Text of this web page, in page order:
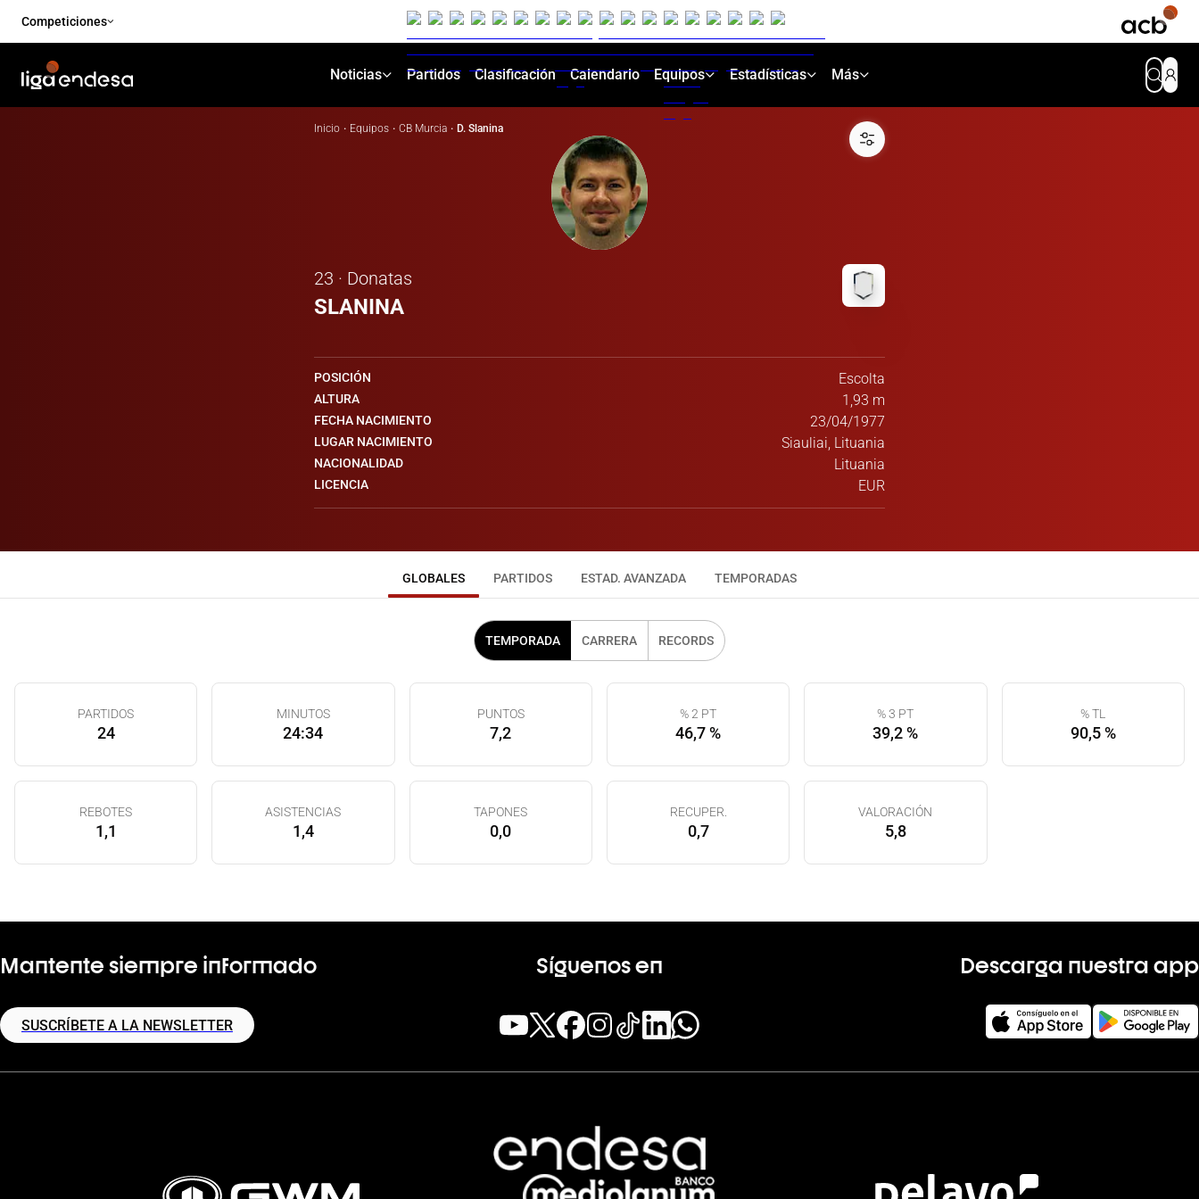
Competiciones
Noticias Partidos Clasificación Calendario Equipos Estadísticas Más
Inicio · Equipos · CB Murcia · D. Slanina
23 · Donatas
SLANINA
POSICIÓN Escolta
ALTURA 1,93 m
FECHA NACIMIENTO 23/04/1977
LUGAR NACIMIENTO Siauliai, Lituania
NACIONALIDAD Lituania
LICENCIA EUR
GLOBALES PARTIDOS ESTAD. AVANZADA TEMPORADAS
TEMPORADA CARRERA RECORDS
PARTIDOS
24
MINUTOS
24:34
PUNTOS
7,2
% 2 PT
46,7 %
% 3 PT
39,2 %
% TL
90,5 %
REBOTES
1,1
ASISTENCIAS
1,4
TAPONES
0,0
RECUPER.
0,7
VALORACIÓN
5,8
Mantente siempre informado
SUSCRÍBETE A LA NEWSLETTER
Síguenos en Descarga nuestra app